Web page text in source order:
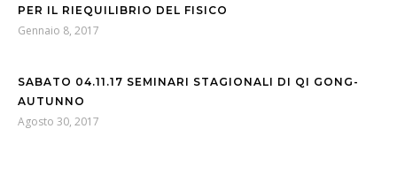
PER IL RIEQUILIBRIO DEL FISICO
Gennaio 8, 2017
SABATO 04.11.17 SEMINARI STAGIONALI DI QI GONG-
AUTUNNO
Agosto 30, 2017